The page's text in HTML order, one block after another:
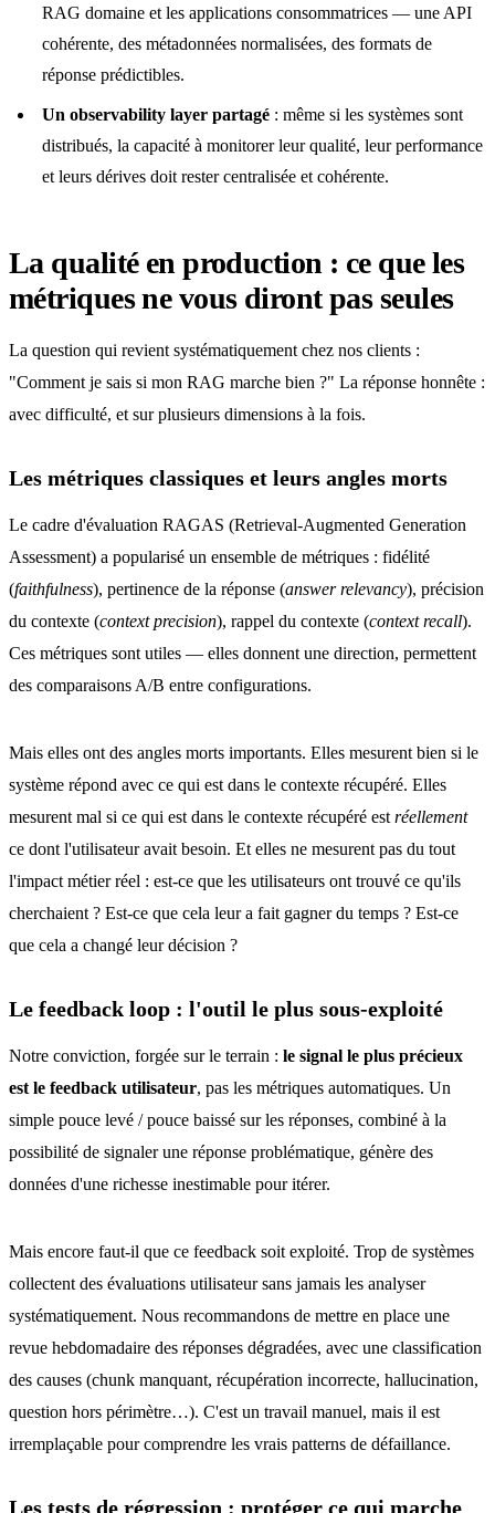
RAG domaine et les applications consommatrices — une API
cohérente, des métadonnées normalisées, des formats de
réponse prédictibles.
Un observability layer partagé: même si les systèmes sont
distribués, la capacité à monitorer leur qualité, leur performance
et leurs dérives doit rester centralisée et cohérente.
La qualité en production : ce que les
métriques ne vous diront pas seules
La question qui revient systématiquement chez nos clients :
"Comment je sais si mon RAG marche bien ?" La réponse honnête :
avec difficulté, et sur plusieurs dimensions à la fois.
Les métriques classiques et leurs angles morts
Le cadre d'évaluation RAGAS (Retrieval-Augmented Generation
Assessment) a popularisé un ensemble de métriques : fidélité
(faithfulness), pertinence de la réponse (answer relevancy), précision
du contexte (context precision), rappel du contexte (context recall).
Ces métriques sont utiles — elles donnent une direction, permettent
des comparaisons A/B entre configurations.
Mais elles ont des angles morts importants. Elles mesurent bien si le
système répond avec ce qui est dans le contexte récupéré. Elles
mesurent mal si ce qui est dans le contexte récupéré est réellement
ce dont l'utilisateur avait besoin. Et elles ne mesurent pas du tout
l'impact métier réel : est-ce que les utilisateurs ont trouvé ce qu'ils
cherchaient ? Est-ce que cela leur a fait gagner du temps ? Est-ce
que cela a changé leur décision ?
Le feedback loop : l'outil le plus sous-exploité
Notre conviction, forgée sur le terrain : le signal le plus précieux
est le feedback utilisateur, pas les métriques automatiques. Un
simple pouce levé / pouce baissé sur les réponses, combiné à la
possibilité de signaler une réponse problématique, génère des
données d'une richesse inestimable pour itérer.
Mais encore faut-il que ce feedback soit exploité. Trop de systèmes
collectent des évaluations utilisateur sans jamais les analyser
systématiquement. Nous recommandons de mettre en place une
revue hebdomadaire des réponses dégradées, avec une classification
des causes (chunk manquant, récupération incorrecte, hallucination,
question hors périmètre…). C'est un travail manuel, mais il est
irremplaçable pour comprendre les vrais patterns de défaillance.
Les tests de régression : protéger ce qui marche